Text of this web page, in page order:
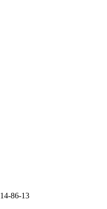
86-13